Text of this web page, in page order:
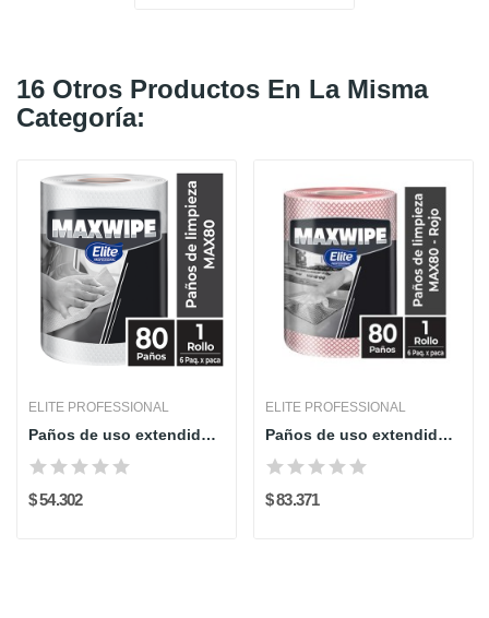
16 Otros Productos En La Misma
Categoría:
ELITE PROFESSIONAL
Paños de uso extendido Maxwipe Max 80 Elite -...
$ 54.302
ELITE PROFESSIONAL
Paños de uso extendido Maxwipe Max 80 Elite -...
$ 83.371